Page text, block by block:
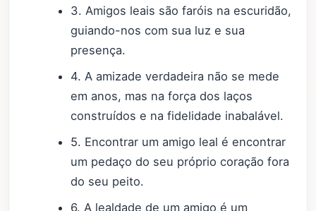
3. Amigos leais são faróis na escuridão,
guiando-nos com sua luz e sua
presença.
4. A amizade verdadeira não se mede
em anos, mas na força dos laços
construídos e na fidelidade inabalável.
5. Encontrar um amigo leal é encontrar
um pedaço do seu próprio coração fora
do seu peito.
6. A lealdade de um amigo é um